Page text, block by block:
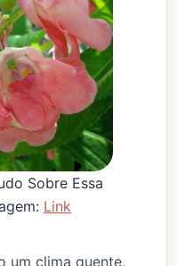
Sobre Essa
Link
um clima quente,